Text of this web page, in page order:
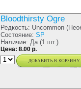
Bloodthirsty Ogre
Редкость: Uncommon
Состояние: SP
Наличие: Да (1 шт.)
Цена: 8.00 р.
добавить в корзину